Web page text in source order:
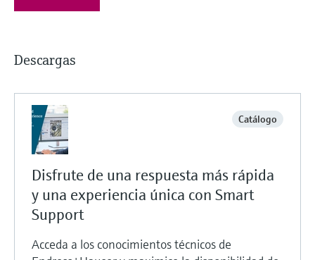
Descargas
Catálogo
Disfrute de una respuesta más rápida
y una experiencia única con Smart
Support
Acceda a los conocimientos técnicos de